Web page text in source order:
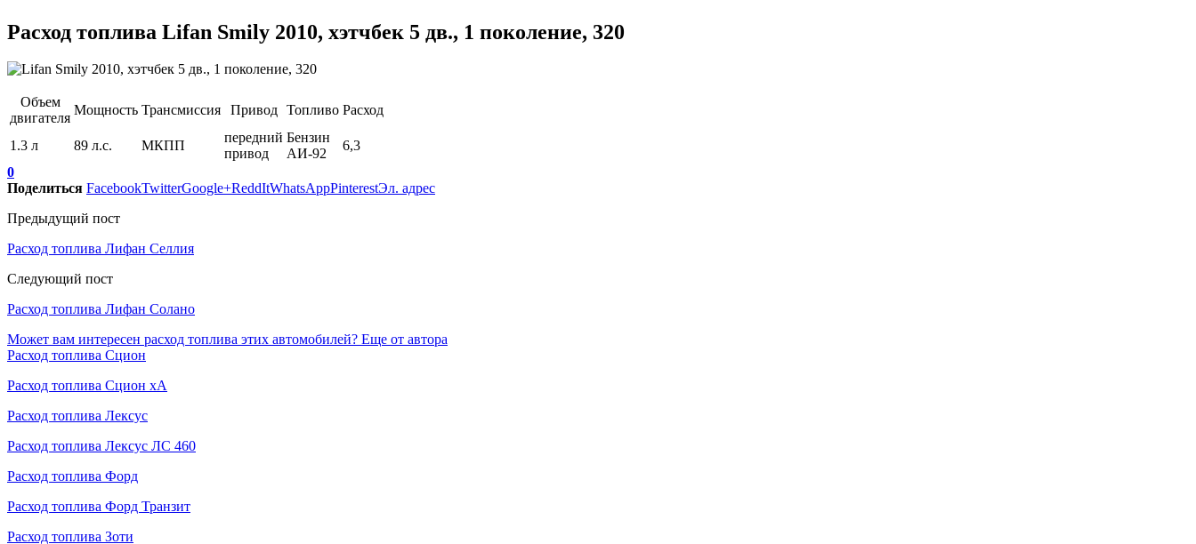
Расход топлива Lifan Smily 2010, хэтчбек 5 дв., 1 поколение, 320
Объем
двигателя
Мощность Трансмиссия Привод Топливо Расход
1.3 л 89 л.с. МКПП
передний
привод
Бензин
АИ-92
6,3
0
Поделиться FacebookTwitterGoogle+ReddItWhatsAppPinterestЭл. адрес
Предыдущий пост
Расход топлива Лифан Селлия
Следующий пост
Расход топлива Лифан Солано
Может вам интересен расход топлива этих автомобилей? Еще от автора
Расход топлива Сцион
Расход топлива Сцион хА
Расход топлива Лексус
Расход топлива Лексус ЛС 460
Расход топлива Форд
Расход топлива Форд Транзит
Расход топлива Зоти